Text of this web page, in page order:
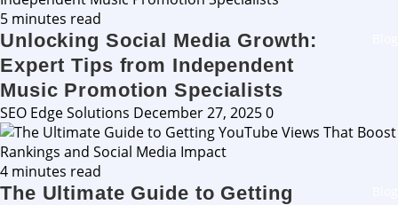
5 minutes read
Unlocking Social Media Growth:
Expert Tips from Independent
Music Promotion Specialists
SEO Edge Solutions December 27, 20250
4 minutes read
The Ultimate Guide to Getting